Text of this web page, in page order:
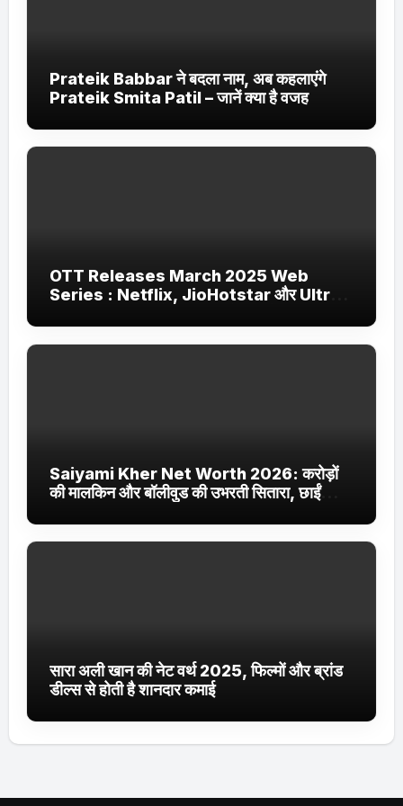
Prateik Babbar ने बदला नाम, अब कहलाएंगे
Prateik Smita Patil – जानें क्या है वजह
OTT Releases March 2025 Web
Series : Netflix, JioHotstar और Ultra
Saiyami Kher Net Worth 2026: करोड़ों
की मालकिन और बॉलीवुड की उभरती सितारा, छाईं
सारा अली खान की नेट वर्थ 2025, फिल्मों और ब्रांड
डील्स से होती है शानदार कमाई